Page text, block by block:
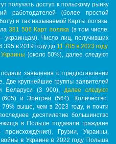
получать доступ к польскому рынку
работодателей (более простой
и так называемой Карты поляка.
381 506 Карт поляка (в том числе:
Число лиц, получивших
395 в 2019 году до 11 785 в 2023 году.
Украины (около 50%), далее следуют
заявления о предоставлении
крупнейшие группы заявителей
Беларуси (3 900), далее следуют
и Эритреи (564). Количество
выше, чем в 2023 году, и почти
десятилетие большинство
в Польше подавали граждане
Грузии, Украины,
в Украине в 2022 году Польша